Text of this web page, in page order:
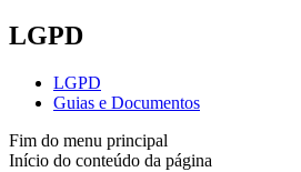
LGPD
LGPD
Guias e Documentos
Fim do menu principal
Início do conteúdo da página